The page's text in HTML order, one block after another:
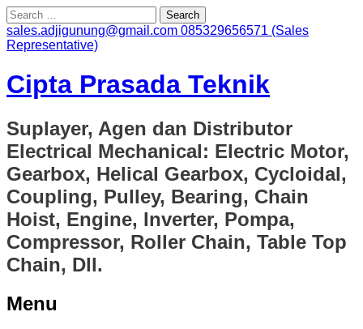
Search
for:
sales.adjigunung@gmail.com 085329656571 (Sales
Representative)
Cipta Prasada Teknik
Suplayer, Agen dan Distributor
Electrical Mechanical: Electric Motor,
Gearbox, Helical Gearbox, Cycloidal,
Coupling, Pulley, Bearing, Chain
Hoist, Engine, Inverter, Pompa,
Compressor, Roller Chain, Table Top
Chain, Dll.
Menu